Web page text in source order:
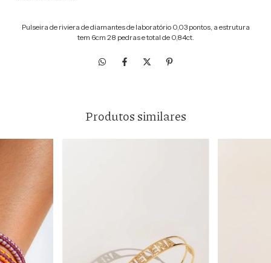
Pulseira de riviera de diamantes de laboratório 0,03 pontos, a estrutura
tem 6cm 28 pedras e total de 0,84ct.
Produtos similares